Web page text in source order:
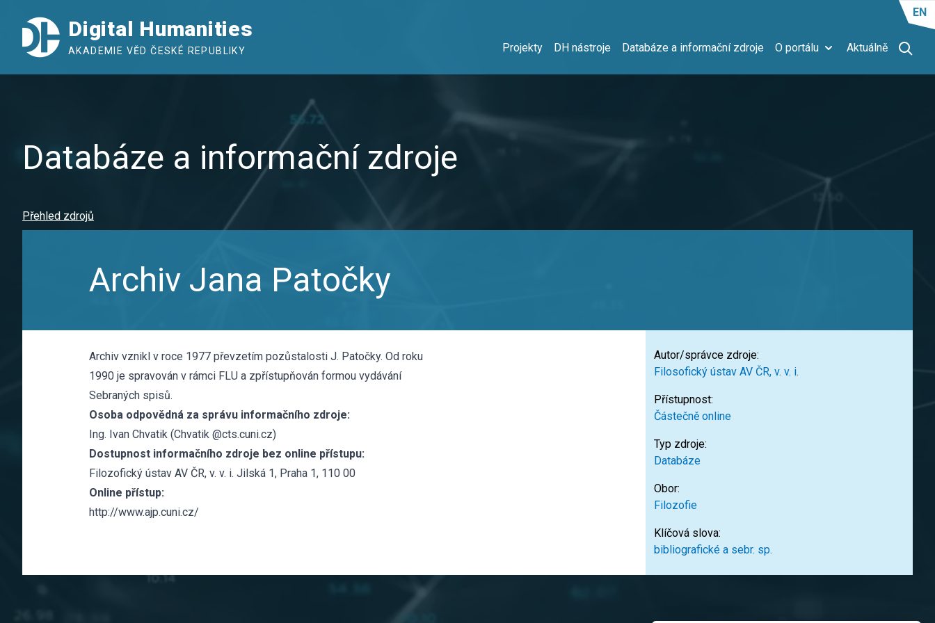
Digital Humanities
AKADEMIE VĚD ČESKÉ REPUBLIKY Projekty DH nástroje Databáze a informační zdroje O portálu Aktuálně
EN
Databáze a informační zdroje
Přehled zdrojů
Archiv Jana Patočky
Archiv vznikl v roce 1977 převzetím pozůstalosti J. Patočky. Od roku
1990 je spravován v rámci FLU a zpřístupňován formou vydávání
Sebraných spisů.
Osoba odpovědná za správu informačního zdroje:
Ing. Ivan Chvatik (Chvatik @cts.cuni.cz)
Dostupnost informačního zdroje bez online přístupu:
Filozofický ústav AV ČR, v. v. i. Jilská 1, Praha 1, 110 00
Online přístup:
http://www.ajp.cuni.cz/
Autor/správce zdroje:
Filosofický ústav AV ČR, v. v. i.
Přístupnost:
Částečně online
Typ zdroje:
Databáze
Obor:
Filozofie
Klíčová slova:
bibliografické a sebr. sp.